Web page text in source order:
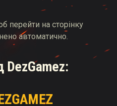
перейти на сторінку
автоматично.
DezGamez: